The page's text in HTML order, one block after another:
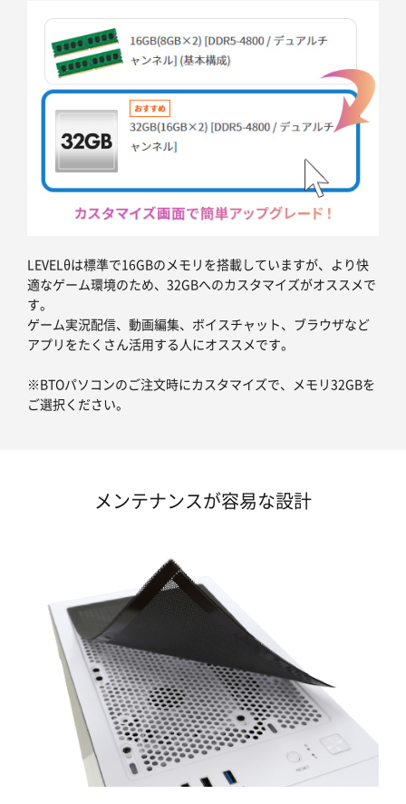
LEVELθは標準で16GBのメモリを搭載していますが、より快
適なゲーム環境のため、32GBへのカスタマイズがオススメで
す。
ゲーム実況配信、動画編集、ボイスチャット、ブラウザなど
アプリをたくさん活用する人にオススメです。
※BTOパソコンのご注文時にカスタマイズで、メモリ32GBを
ご選択ください。
メンテナンスが容易な設計